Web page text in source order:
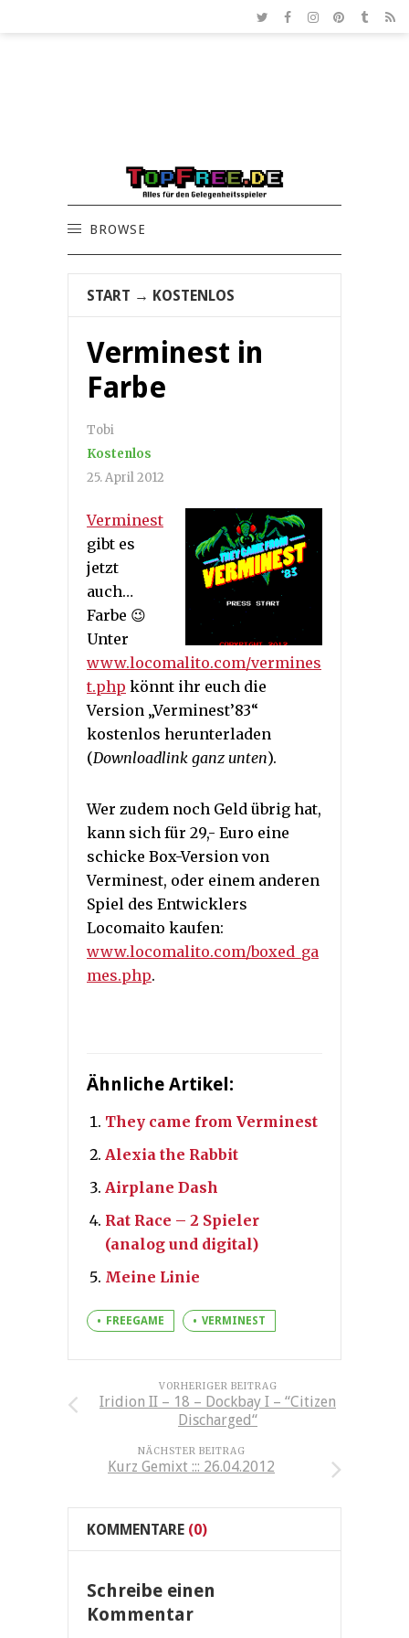
BROWSE
START → KOSTENLOS
Verminest in
Farbe
Tobi
Kostenlos
25. April 2012
Verminest
gibt es
jetzt
auch…
Farbe 😉
Unter
www.locomalito.com/vermines
t.php könnt ihr euch die
Version „Verminest’83“
kostenlos herunterladen
(Downloadlink ganz unten).
Wer zudem noch Geld übrig hat,
kann sich für 29,- Euro eine
schicke Box-Version von
Verminest, oder einem anderen
Spiel des Entwicklers
Locomaito kaufen:
www.locomalito.com/boxed_ga
mes.php.
Ähnliche Artikel:
They came from Verminest
Alexia the Rabbit
Airplane Dash
Rat Race – 2 Spieler
(analog und digital)
Meine Linie
FREEGAME VERMINEST
VORHERIGER BEITRAG
Iridion II – 18 – Dockbay I – “Citizen
Discharged“
NÄCHSTER BEITRAG
Kurz Gemixt ::: 26.04.2012
KOMMENTARE (0)
Schreibe einen
Kommentar